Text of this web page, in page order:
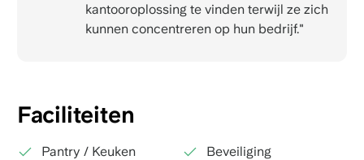
kantooroplossing te vinden terwijl ze zich
kunnen concentreren op hun bedrijf."
Faciliteiten
Pantry / Keuken
Beveiliging